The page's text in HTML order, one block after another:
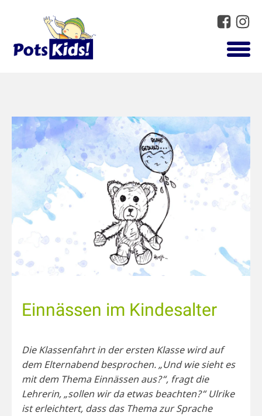
Einnässen im Kindesalter
Die Klassenfahrt in der ersten Klasse wird auf
dem Elternabend besprochen. „Und wie sieht es
mit dem Thema Einnässen aus?“, fragt die
Lehrerin, „sollen wir da etwas beachten?“ Ulrike
ist erleichtert, dass das Thema zur Sprache